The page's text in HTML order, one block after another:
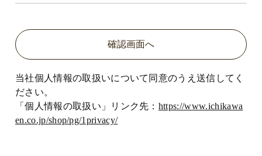
当社個人情報の取扱いについて同意のうえ送信してく
ださい。
「個人情報の取扱い」リンク先： https://www.ichikawa
en.co.jp/shop/pg/1privacy/